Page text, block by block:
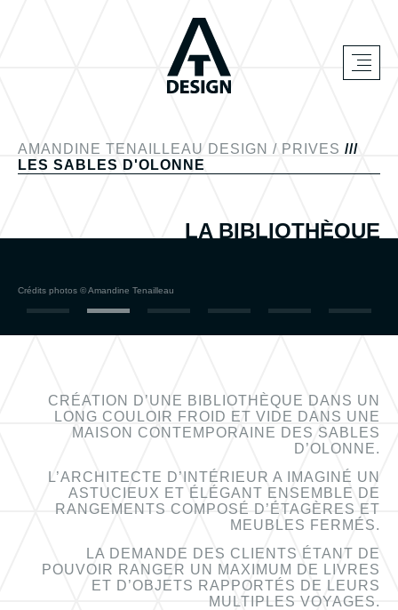
AMANDINE TENAILLEAU DESIGN / PRIVES ///
LES SABLES D'OLONNE
LA BIBLIOTHÈQUE
Crédits photos © Amandine Tenailleau
CRÉATION D’UNE BIBLIOTHÈQUE DANS UN
LONG COULOIR FROID ET VIDE DANS UNE
MAISON CONTEMPORAINE DES SABLES
D’OLONNE.
L’ARCHITECTE D’INTÉRIEUR A IMAGINÉ UN
ASTUCIEUX ET ÉLÉGANT ENSEMBLE DE
RANGEMENTS COMPOSÉ D’ÉTAGÈRES ET
MEUBLES FERMÉS.
LA DEMANDE DES CLIENTS ÉTANT DE
POUVOIR RANGER UN MAXIMUM DE LIVRES
ET D’OBJETS RAPPORTÉS DE LEURS
MULTIPLES VOYAGES.